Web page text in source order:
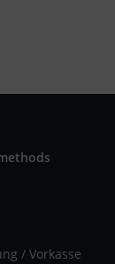
/ Vorkasse